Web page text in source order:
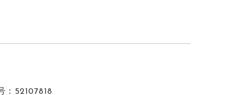
：52107818